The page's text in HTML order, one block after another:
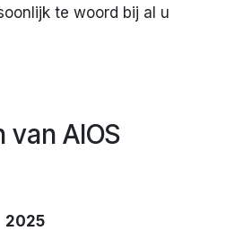
te woord bij al u
van AIOS
2025